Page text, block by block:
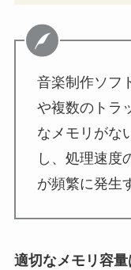
音楽制作ソフ
や複数のトラ
なメモリがな
し、処理速度
が頻繁に発生
適切なメモリ容